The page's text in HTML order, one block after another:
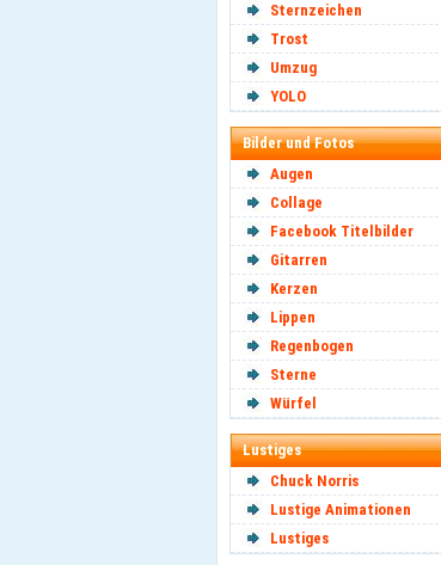
Sternzeichen
Trost
Umzug
YOLO
Bilder und Fotos
Augen
Collage
Facebook Titelbilder
Gitarren
Kerzen
Lippen
Regenbogen
Sterne
Würfel
Lustiges
Chuck Norris
Lustige Animationen
Lustiges